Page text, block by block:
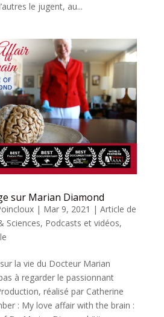
le jugent, au...
sur Marian Diamond
| Mar 9, 2021 | Article de
Sciences, Podcasts et vidéos,
la vie du Docteur Marian
à regarder le passionnant
réalisé par Catherine
: My love affair with the brain :